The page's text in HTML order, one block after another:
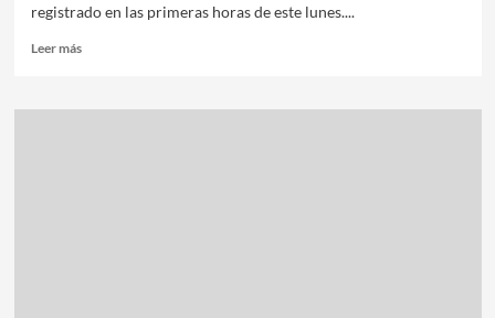
registrado en las primeras horas de este lunes....
Leer más